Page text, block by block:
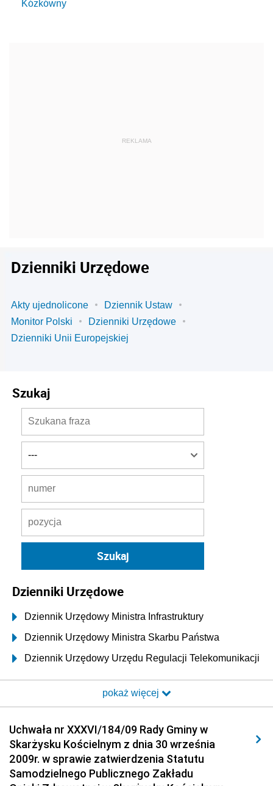
Kózkówny
Dzienniki Urzędowe
Akty ujednolicone
Dziennik Ustaw
Monitor Polski
Dzienniki Urzędowe
Dzienniki Unii Europejskiej
Szukaj
Dzienniki Urzędowe
Dziennik Urzędowy Ministra Infrastruktury
Dziennik Urzędowy Ministra Skarbu Państwa
Dziennik Urzędowy Urzędu Regulacji Telekomunikacji
Dziennik Urzędowy Ministra Transportu i Budownictwa
Elektronicznej
Dziennik Urzędowy Ministra Spraw Wewnętrznych i
Administracji
pokaż więcej
Uchwała nr XXXVI/184/09 Rady Gminy w
Skarżysku Kościelnym z dnia 30 września
2009r. w sprawie zatwierdzenia Statutu
Samodzielnego Publicznego Zakładu